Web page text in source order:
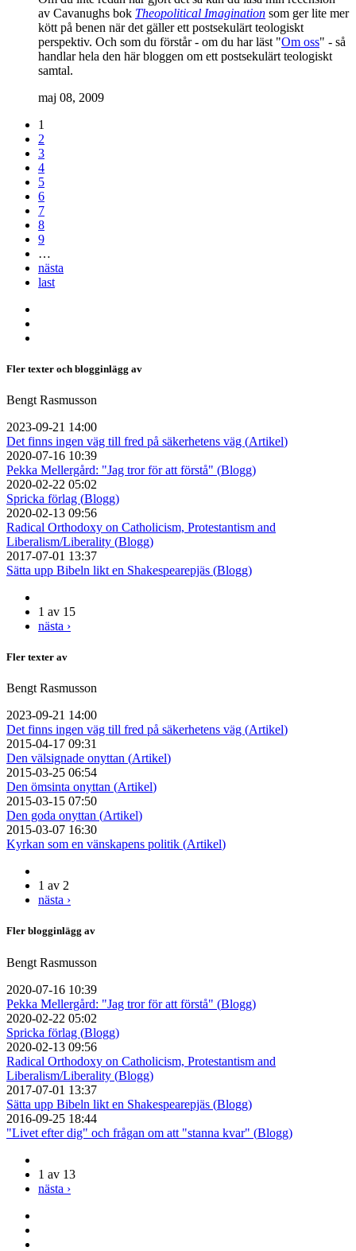
av Cavanughs bok Theopolitical Imagination som ger lite mer
kött på benen när det gäller ett postsekulärt teologiskt
perspektiv. Och som du förstår - om du har läst "Om oss" - så
handlar hela den här bloggen om ett postsekulärt teologiskt
samtal.
maj 08, 2009
1
2
3
4
5
6
7
8
9
…
nästa
last
Fler texter och blogginlägg av
Bengt Rasmusson
2023-09-21 14:00
Det finns ingen väg till fred på säkerhetens väg (Artikel)
2020-07-16 10:39
Pekka Mellergård: "Jag tror för att förstå" (Blogg)
2020-02-22 05:02
Spricka förlag (Blogg)
2020-02-13 09:56
Radical Orthodoxy on Catholicism, Protestantism and
Liberalism/Liberality (Blogg)
2017-07-01 13:37
Sätta upp Bibeln likt en Shakespearepjäs (Blogg)
1 av 15
nästa ›
Fler texter av
Bengt Rasmusson
2023-09-21 14:00
Det finns ingen väg till fred på säkerhetens väg (Artikel)
2015-04-17 09:31
Den välsignade onyttan (Artikel)
2015-03-25 06:54
Den ömsinta onyttan (Artikel)
2015-03-15 07:50
Den goda onyttan (Artikel)
2015-03-07 16:30
Kyrkan som en vänskapens politik (Artikel)
1 av 2
nästa ›
Fler blogginlägg av
Bengt Rasmusson
2020-07-16 10:39
Pekka Mellergård: "Jag tror för att förstå" (Blogg)
2020-02-22 05:02
Spricka förlag (Blogg)
2020-02-13 09:56
Radical Orthodoxy on Catholicism, Protestantism and
Liberalism/Liberality (Blogg)
2017-07-01 13:37
Sätta upp Bibeln likt en Shakespearepjäs (Blogg)
2016-09-25 18:44
"Livet efter dig" och frågan om att "stanna kvar" (Blogg)
1 av 13
nästa ›